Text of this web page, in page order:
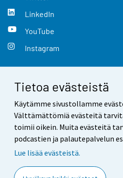
Tietoa evästeistä
Käytämme sivustollamme
Välttämättömiä evästeitä
toimii oikein. Muita evästeitä
podcastien ja palautepalvelun
Lue lisää evästeistä.
LinkedIn
YouTube
Instagram
Yhteystiedot
Palaute
Käyttöehdot
Saavutettavuus